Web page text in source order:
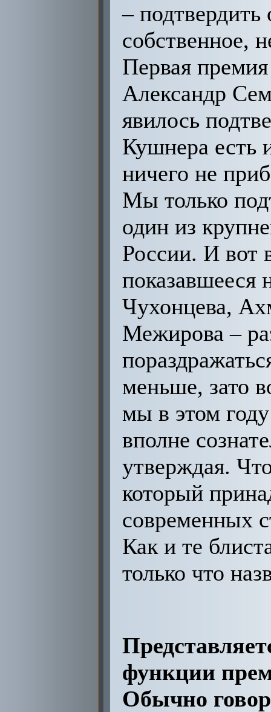
–
собственное,
Первая
Александр
явилось
Кушнера есть
ничего не
Мы только
один из
России. И вот
Чухонцева,
Межирова –
меньше, зато
мы в этом
вполне
утверждая.
который
современных
Как и те
только что
функции
Обычно